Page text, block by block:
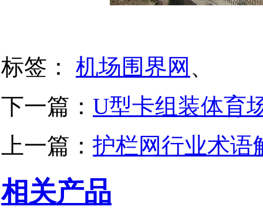
标签： 机场围界网 、
下一篇： U型卡组装体育
上一篇： 护栏网行业术语
相关产品